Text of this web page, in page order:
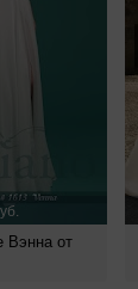
Вэнна от